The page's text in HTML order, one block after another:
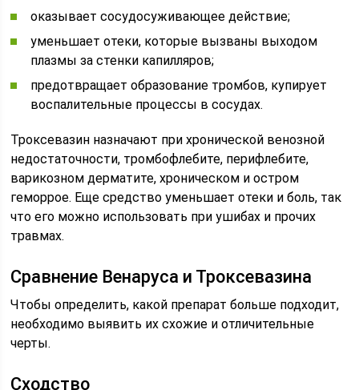
оказывает сосудосуживающее действие;
уменьшает отеки, которые вызваны выходом
плазмы за стенки капилляров;
предотвращает образование тромбов, купирует
воспалительные процессы в сосудах.
Троксевазин назначают при хронической венозной
недостаточности, тромбофлебите, перифлебите,
варикозном дерматите, хроническом и остром
геморрое. Еще средство уменьшает отеки и боль, так
что его можно использовать при ушибах и прочих
травмах.
Сравнение Венаруса и Троксевазина
Чтобы определить, какой препарат больше подходит,
необходимо выявить их схожие и отличительные
черты.
Сходство